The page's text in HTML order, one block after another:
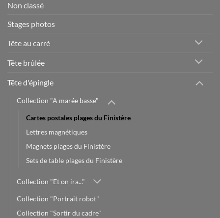
Non classé
Stages photos
Tête au carré
Tête brûlée
Tête d'épingle
Collection "A marée basse"
Cartes postales plages du Finistère
Lettres magnétiques
Magnets plages du Finistère
Sets de table plages du Finistère
Collection "Et on ira..."
Collection "Portrait robot"
Collection "Sortir du cadre"